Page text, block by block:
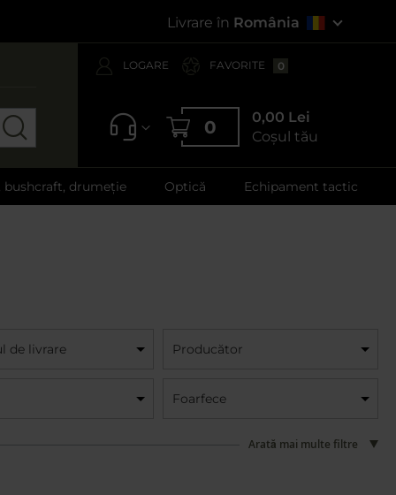
Livrare în România
LOGARE FAVORITE 0
0
0,00 Lei
Coșul tău
bushcraft, drumeție Optică Echipament tactic
de livrare Producător
Foarfece
Arată mai multe filtre